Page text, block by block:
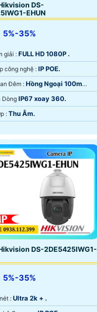
DS-
EHUN
5%-35%
giải : FULL HD 1080P .
🤖️ Tích hợp công nghệ : IP POE.
🌙 Video Ban Đêm : Hồng Ngoại 100m
Smart IR.
DòngIP67 xoay 360.
️🔔 Tích Hợp : Thu Âm.
DS-2DE5425IWG1-
5%-35%
nét : Ultra 2k + .